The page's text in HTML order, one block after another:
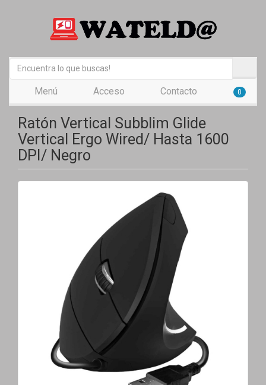
Menú Acceso Contacto 0
Ratón Vertical Subblim Glide
Vertical Ergo Wired/ Hasta 1600
DPI/ Negro